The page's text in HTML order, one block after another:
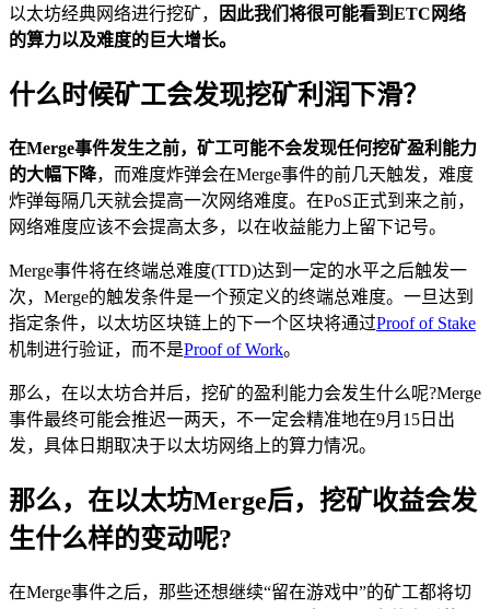
以太坊经典网络进行挖矿，
因此我们将很可能看到ETC网络
的算力以及难度的巨大增长。
什么时候矿工会发现挖矿利润下滑？
在Merge事件发生之前，矿工可能不会发现任何挖矿盈利能力
的大幅下降，而难度炸弹会在Merge事件的前几天触发，难度
炸弹每隔几天就会提高一次网络难度。在PoS正式到来之前，
网络难度应该不会提高太多，以在收益能力上留下记号。
Merge事件将在终端总难度(TTD)达到一定的水平之后触发一
次，Merge的触发条件是一个预定义的终端总难度。一旦达到
指定条件，以太坊区块链上的下一个区块将通过Proof of Stake
机制进行验证，而不是Proof of Work。
那么，在以太坊合并后，挖矿的盈利能力会发生什么呢?Merge
事件最终可能会推迟一两天，不一定会精准地在9月15日出
发，具体日期取决于以太坊网络上的算力情况。
那么，在以太坊Merge后，挖矿收益会发
生什么样的变动呢?
在Merge事件之后，那些还想继续“留在游戏中”的矿工都将切